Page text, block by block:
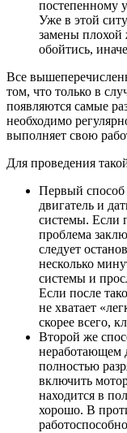
постепенному
Уже в этой
замены
обойтись,
Все
том, что только в
появляются самые
необходимо
выполняет свою
Для проведения
Первый способ
двигатель и
системы. Если
проблема
следует
несколько
системы и
Если после
не хватает
скорее всего,
Второй же
неработающем
полностью
включить
находится в
хорошо. В